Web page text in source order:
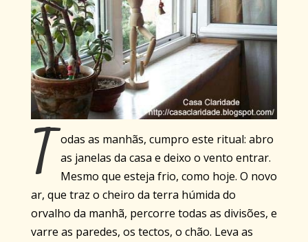
T odas as manhãs, cumpro este ritual: abro
as janelas da casa e deixo o vento entrar.
Mesmo que esteja frio, como hoje. O novo
ar, que traz o cheiro da terra húmida do
orvalho da manhã, percorre todas as divisões, e
varre as paredes, os tectos, o chão. Leva as